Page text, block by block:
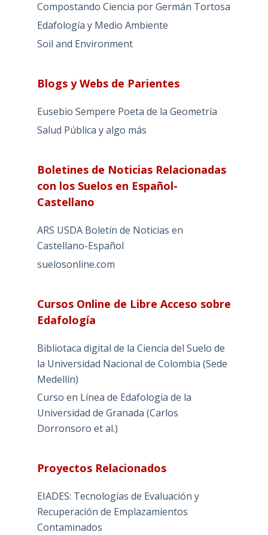
Compostando Ciencia por Germán Tortosa
Edafología y Medio Ambiente
Soil and Environment
Blogs y Webs de Parientes
Eusebio Sempere Poeta de la Geometría
Salud Pública y algo más
Boletines de Noticias Relacionadas
con los Suelos en Español-
Castellano
ARS USDA Boletín de Noticias en
Castellano-Español
suelosonline.com
Cursos Online de Libre Acceso sobre
Edafología
Bibliotaca digital de la Ciencia del Suelo de
la Universidad Nacional de Colombia (Sede
Medellín)
Curso en Línea de Edafología de la
Universidad de Granada (Carlos
Dorronsoro et al.)
Proyectos Relacionados
EIADES: Tecnologías de Evaluación y
Recuperación de Emplazamientos
Contaminados